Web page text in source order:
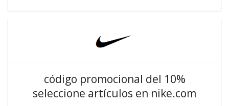
código promocional del 10%
seleccione artículos en nike.com